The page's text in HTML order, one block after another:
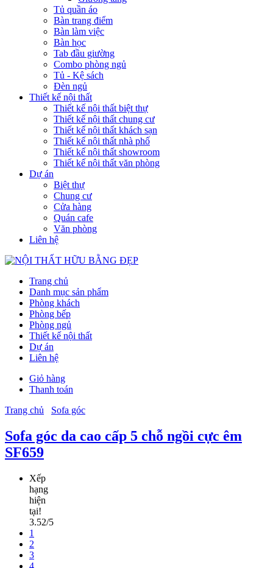
Tủ quần áo
Bàn trang điểm
Bàn làm việc
Bàn học
Tab đầu giường
Combo phòng ngủ
Tủ - Kệ sách
Đèn ngủ
Thiết kế nội thất
Thiết kế nội thất biệt thự
Thiết kế nội thất chung cư
Thiết kế nội thất khách sạn
Thiết kế nội thất nhà phố
Thiết kế nội thất showroom
Thiết kế nội thất văn phòng
Dự án
Biệt thự
Chung cư
Cửa hàng
Quán cafe
Văn phòng
Liên hệ
Trang chủ
Danh mục sản phẩm
Phòng khách
Phòng bếp
Phòng ngủ
Thiết kế nội thất
Dự án
Liên hệ
Giỏ hàng
Thanh toán
Trang chủ
Sofa góc
Sofa góc da cao cấp 5 chỗ ngồi cực êm
SF659
Xếp
hạng
hiện
tại!
3.52/5
1
2
3